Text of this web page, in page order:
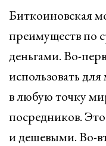
Биткоиновская
преимуществ по
деньгами. Во-
использовать
в любую точку
посредников.
и дешевыми. Во-